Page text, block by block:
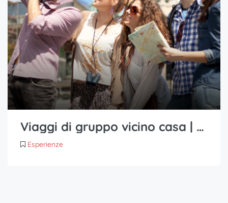
Viaggi di gruppo vicino casa | La nuova tendenza dei viaggi di nozze
Esperienze